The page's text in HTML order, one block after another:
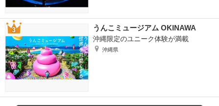
うんこミュージアム OKINAWA
沖縄限定のユニーク体験が満載
沖縄県